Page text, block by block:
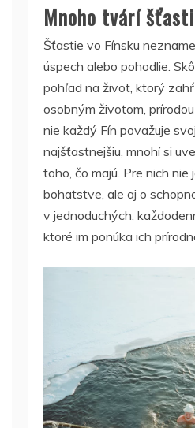
Mnoho tvárí
Šťastie vo Fínsku
úspech alebo pohodlie.
pohľad na život, ktorý
osobným životom,
nie každý Fín považuje
najšťastnejšiu, mnohí si
toho, čo majú. Pre nich nie
bohatstve, ale aj o
v jednoduchých,
ktoré im ponúka ich